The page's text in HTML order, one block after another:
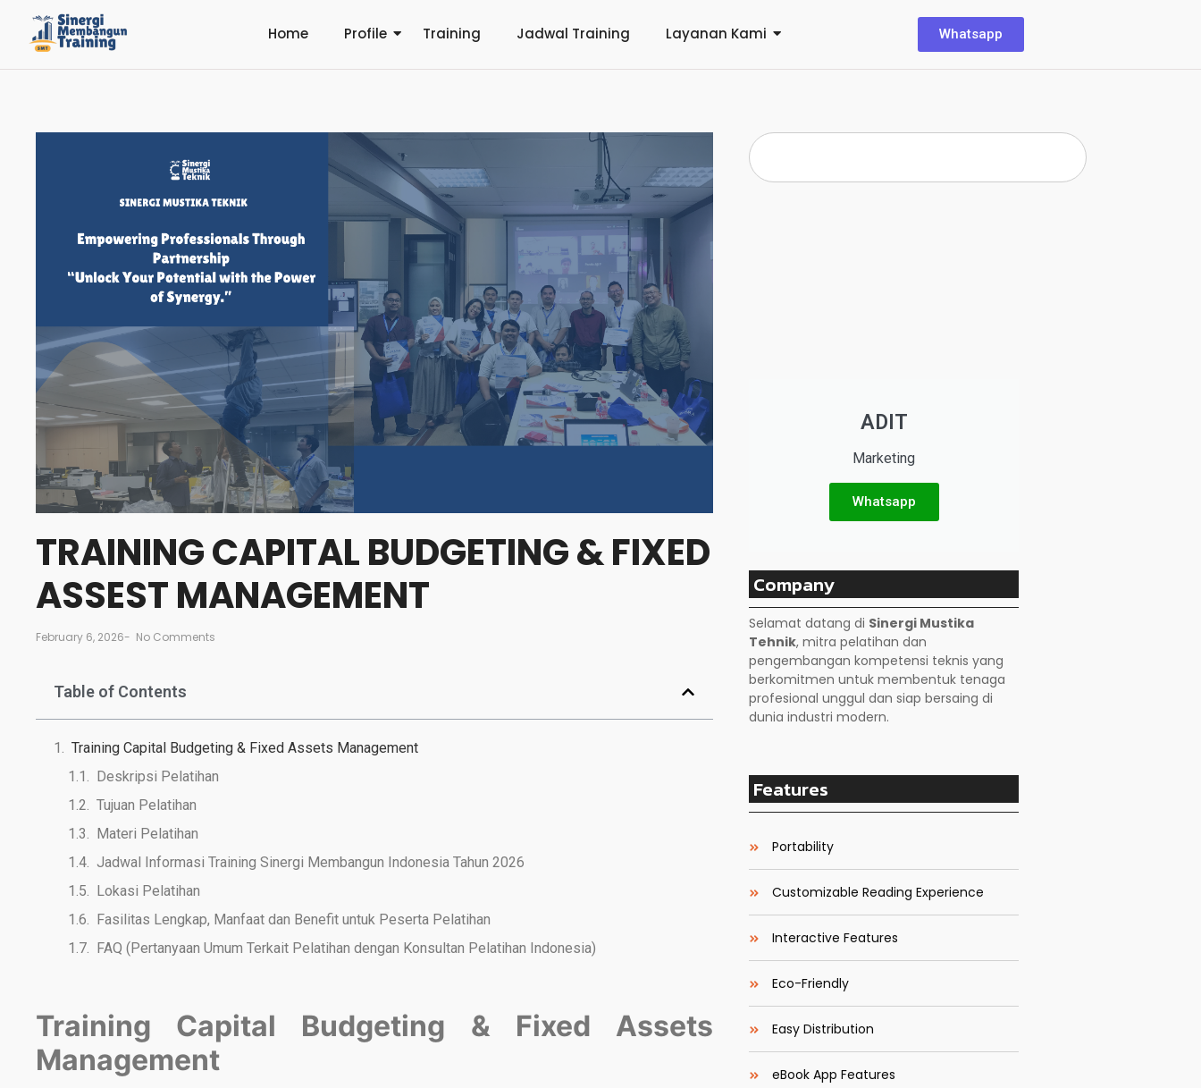
Home Profile Training Jadwal Training Layanan Kami Whatsapp
TRAINING CAPITAL BUDGETING & FIXED
ASSEST MANAGEMENT
February 6, 2026- No Comments
Table of Contents
Training Capital Budgeting & Fixed Assets Management
Deskripsi Pelatihan
Tujuan Pelatihan
Materi Pelatihan
Jadwal Informasi Training Sinergi Membangun Indonesia Tahun 2026
Lokasi Pelatihan
Fasilitas Lengkap, Manfaat dan Benefit untuk Peserta Pelatihan
FAQ (Pertanyaan Umum Terkait Pelatihan dengan Konsultan Pelatihan Indonesia)
Training Capital Budgeting & Fixed Assets
Management
ADIT
Marketing
Whatsapp
Company
Selamat datang di Sinergi Mustika
Tehnik, mitra pelatihan dan
pengembangan kompetensi teknis yang
berkomitmen untuk membentuk tenaga
profesional unggul dan siap bersaing di
dunia industri modern.
Features
Portability
Customizable Reading Experience
Interactive Features
Eco-Friendly
Easy Distribution
eBook App Features